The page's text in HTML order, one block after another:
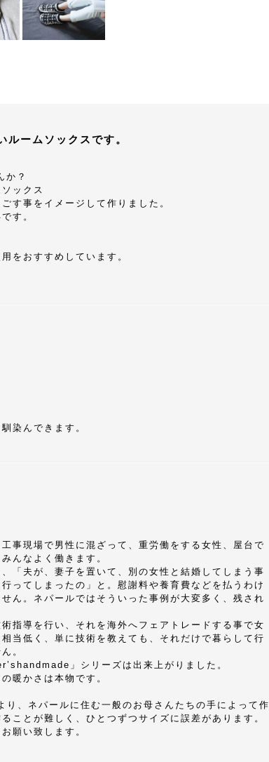
ームソックスです。
か？
ックス
す事をイメージして作りました。
す。
をおすすめしています。
染んできます。
事現場で男性に混ざって、重労働をする女性、屋台で
んなよく働きます。
「夫が、妻子を置いて、別の女性と結婚してしまう事
ってしまったの」と。慰謝料や養育費などを払うわけ
ん。ネパールではそういった事例が大変多く、残され
指導を行い、それを海外へフェアトレードする事で女
当低く、単に技術を教えても、それだけで暮らして行
。
」シリーズは出来上がりました。
暖かさは本物です。
、ネパールに住む一般のお母さんたちの手によって作
ことが難しく、ひとつずつサイズに誤差があります。
願い致します。